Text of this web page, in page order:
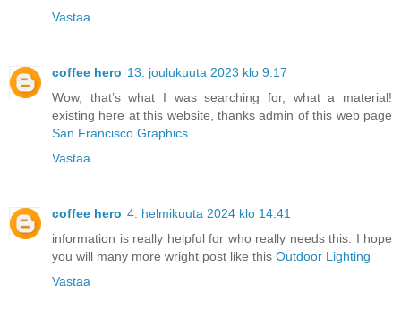
Vastaa
coffee hero 13. joulukuuta 2023 klo 9.17
Wow, that’s what I was searching for, what a material!
existing here at this website, thanks admin of this web page
San Francisco Graphics
Vastaa
coffee hero 4. helmikuuta 2024 klo 14.41
information is really helpful for who really needs this. I hope
you will many more wright post like this Outdoor Lighting
Vastaa